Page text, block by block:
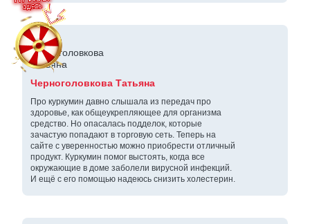
Черноголовкова Татьяна
Про куркумин давно слышала из передач про
здоровье, как общеукрепляющее для организма
средство. Но опасалась подделок, которые
зачастую попадают в торговую сеть. Теперь на
сайте с уверенностью можно приобрести отличный
продукт. Куркумин помог выстоять, когда все
окружающие в доме заболели вирусной инфекций.
И ещё с его помощью надеюсь снизить холестерин.